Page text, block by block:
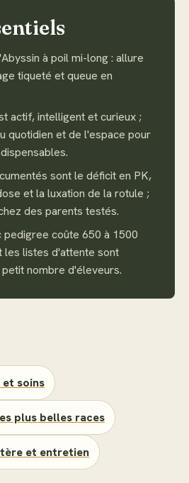
à poil mi-long : allure
tiqueté et queue en
actif, intelligent et curieux ;
quotidien et de l'espace pour
sont le déficit en PK,
et la luxation de la rotule ;
des parents testés.
pedigree coûte 650 à 1500
les listes d'attente sont
nombre d'éleveurs.
soins
plus belles races
et entretien